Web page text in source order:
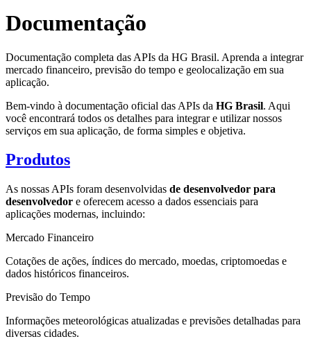
Documentação
Documentação completa das APIs da HG Brasil. Aprenda a integrar
mercado financeiro, previsão do tempo e geolocalização em sua
aplicação.
Bem-vindo à documentação oficial das APIs da HG Brasil. Aqui
você encontrará todos os detalhes para integrar e utilizar nossos
serviços em sua aplicação, de forma simples e objetiva.
Produtos
As nossas APIs foram desenvolvidas de desenvolvedor para
desenvolvedor e oferecem acesso a dados essenciais para
aplicações modernas, incluindo:
Mercado Financeiro
Cotações de ações, índices do mercado, moedas, criptomoedas e
dados históricos financeiros.
Previsão do Tempo
Informações meteorológicas atualizadas e previsões detalhadas para
diversas cidades.